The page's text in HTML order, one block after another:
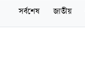
সর্বশেষ জাতীয়